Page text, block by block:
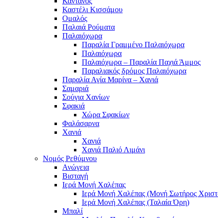
Καστέλι Κισσάμου
Ομαλός
Παλαιά Ρούματα
Παλαιόχωρα
Παραλία Γραμμένο Παλαιόχωρα
Παλαιόχωρα
Παλαιόχωρα – Παραλία Παχιά Άμμος
Παραλιακός δρόμος Παλαιόχωρα
Παραλία Αγία Μαρίνα – Χανιά
Σαμαριά
Σούγια Χανίων
Σφακιά
Χώρα Σφακίων
Φαλάσαρνα
Χανιά
Χανιά
Χανιά Παλιό Λιμάνι
Νομός Ρεθύμνου
Ανώγεια
Βισταγή
Ιερά Μονή Χαλέπας
Ιερά Μονή Χαλέπας (Μονή Σωτήρος
Ιερά Μονή Χαλέπας (Ταλαία Όρη)
Μπαλί